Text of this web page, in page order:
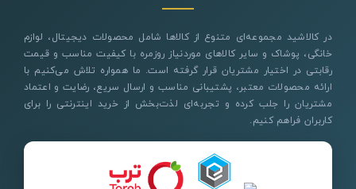
در کالاشید مجموعه‌ای متنوع از کالاها شامل محصولات دیجیتال، لوازم
خانگی، پوشاک و سایر کالاهای موردنیاز روزمره با کیفیت مناسب و قیمت
رقابتی در اختیار مشتریان قرار گرفته است. ما همواره تلاش می‌کنیم با
ارائه محصولات معتبر، پشتیبانی مناسب و ارسال سریع، رضایت و اعتماد
مشتریان را جلب کرده و تجربه‌ای لذت‌بخش از خرید اینترنتی را برای
کاربران فراهم کنیم.